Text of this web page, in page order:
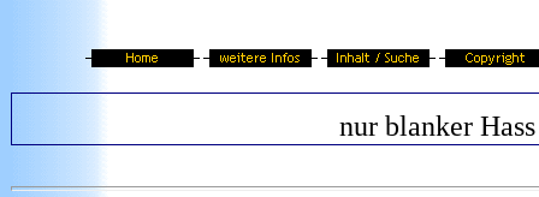
nur blanker Hass